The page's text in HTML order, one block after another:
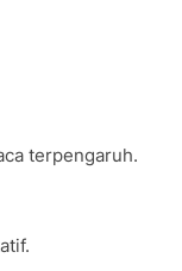
terpengaruh.